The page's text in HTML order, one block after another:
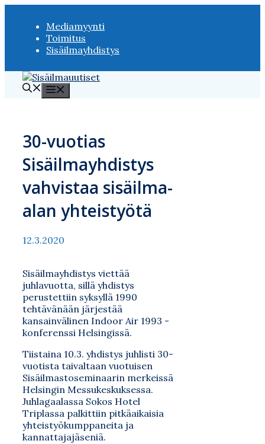
Mediamyynti
Toimitus
Sisäilmayhdistys
30-vuotias
Sisäilmayhdistys
vahvistaa sisäilma-
alan yhteistyötä
12.3.2020
Sisäilmayhdistys viettää
juhlavuotta, sillä yhdistys
perustettiin syksyllä 1990
tehtävänään järjestää
kansainvälinen Indoor Air 1993 -
konferenssi Helsingissä.
Tiistaina 10.3. yhdistys juhlisti 30-
vuotista taivaltaan vuotuisen
Sisäilmastoseminaarin merkeissä
Helsingin Messukeskuksessa.
Juhlagaalassa Sokos Hotel
Triplassa palkittiin pitkäaikaisia
yhteistyökumppaneita ja
kannattajajäseniä.